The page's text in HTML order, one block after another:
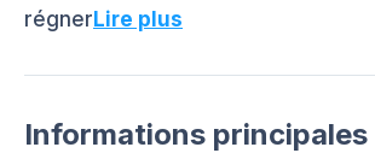
régnerLire plus
Informations principales